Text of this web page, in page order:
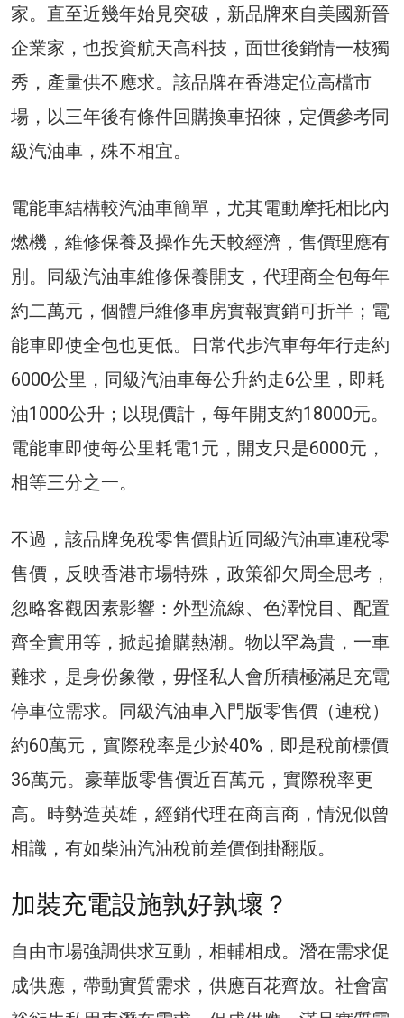
家。直至近幾年始見突破，新品牌來自美國新晉
企業家，也投資航天高科技，面世後銷情一枝獨
秀，產量供不應求。該品牌在香港定位高檔市
場，以三年後有條件回購換車招徠，定價參考同
級汽油車，殊不相宜。
電能車結構較汽油車簡單，尤其電動摩托相比內
燃機，維修保養及操作先天較經濟，售價理應有
別。同級汽油車維修保養開支，代理商全包每年
約二萬元，個體戶維修車房實報實銷可折半；電
能車即使全包也更低。日常代步汽車每年行走約
6000公里，同級汽油車每公升約走6公里，即耗
油1000公升；以現價計，每年開支約18000元。
電能車即使每公里耗電1元，開支只是6000元，
相等三分之一。
不過，該品牌免稅零售價貼近同級汽油車連稅零
售價，反映香港市場特殊，政策卻欠周全思考，
忽略客觀因素影響：外型流線、色澤悅目、配置
齊全實用等，掀起搶購熱潮。物以罕為貴，一車
難求，是身份象徵，毋怪私人會所積極滿足充電
停車位需求。同級汽油車入門版零售價（連稅）
約60萬元，實際稅率是少於40%，即是稅前標價
36萬元。豪華版零售價近百萬元，實際稅率更
高。時勢造英雄，經銷代理在商言商，情況似曾
相識，有如柴油汽油稅前差價倒掛翻版。
加裝充電設施孰好孰壞？
自由市場強調供求互動，相輔相成。潛在需求促
成供應，帶動實質需求，供應百花齊放。社會富